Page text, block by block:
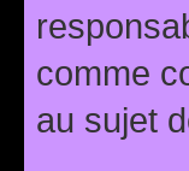
comme
au sujet